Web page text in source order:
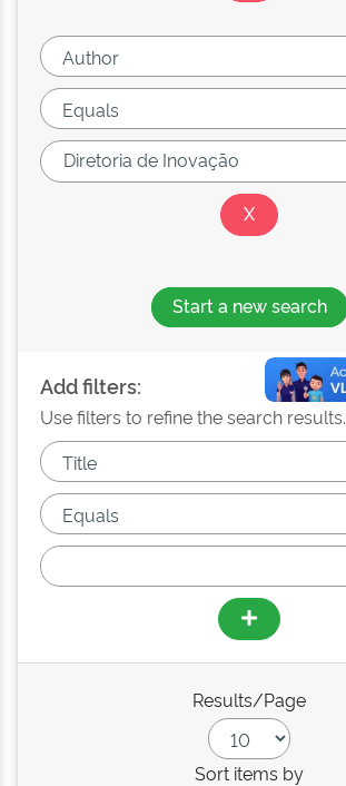
Start a new search
Add filters:
Use filters to refine the search results.
Results/Page
Sort items by